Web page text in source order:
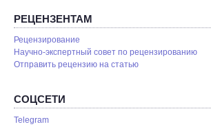
РЕЦЕНЗЕНТАМ
Рецензирование
Научно-экспертный совет по рецензированию
Отправить рецензию на статью
СОЦСЕТИ
Telegram